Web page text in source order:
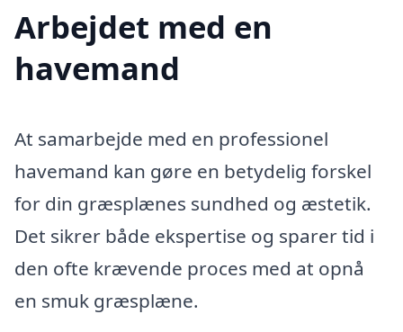
Arbejdet med en
havemand
At samarbejde med en professionel
havemand kan gøre en betydelig forskel
for din græsplænes sundhed og æstetik.
Det sikrer både ekspertise og sparer tid i
den ofte krævende proces med at opnå
en smuk græsplæne.